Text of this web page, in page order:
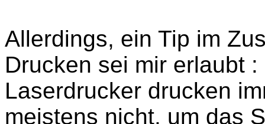
Allerdings, ein Tip im
Drucken sei mir erlaubt
Laserdrucker drucken
meistens nicht, um das